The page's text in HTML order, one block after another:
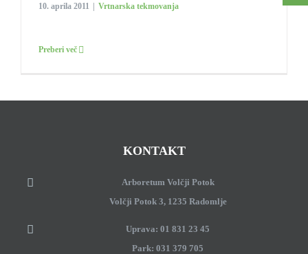
10. aprila 2011 | Vrtnarska tekmovanja
Preberi več
KONTAKT
Arboretum Volčji Potok
Volčji Potok 3, 1235 Radomlje
Uprava: 01 831 23 45
Park: 031 379 705